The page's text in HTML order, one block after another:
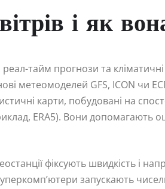
і як
реал-тайм прогнози та
метеомоделей GFS, ICON чи
карти, побудовані на
ERA5). Вони допомагають
фіксують швидкість і
запускають